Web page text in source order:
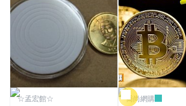
☆孟宏館☆ 喬尚網購